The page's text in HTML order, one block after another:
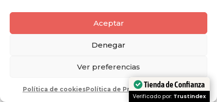
Aceptar
Denegar
Ver preferencias
Política de cookiesPolítica de PrivacidadAviso Legal
Tienda de Confianza
Verificado por: Trustindex